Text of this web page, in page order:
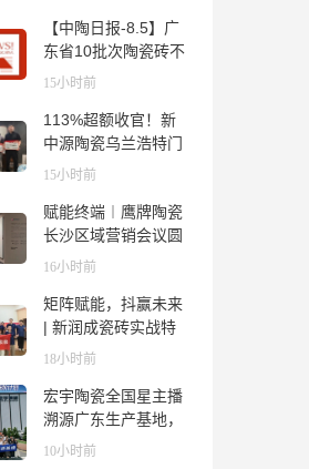
开展建陶行业能效领
跑者企业推荐工作
【中陶日报-8.5】广
东省10批次陶瓷砖不
合格；科达购买特福
过；蒙娜丽莎5千万
回购股份；建霖家居
海外产能突破18亿元
15小时前
113%超额收官！新
中源陶瓷乌兰浩特门
店周年活动圆满落幕
15小时前
赋能终端︱鹰牌陶瓷
长沙区域营销会议圆
满举行，共探渠道拓
16小时前
矩阵赋能，抖赢未来
| 新润成瓷砖实战特
训营成功举办，吹响
号！
18小时前
宏宇陶瓷全国星主播
溯源广东生产基地，
进阶ROI长效变现新
10小时前